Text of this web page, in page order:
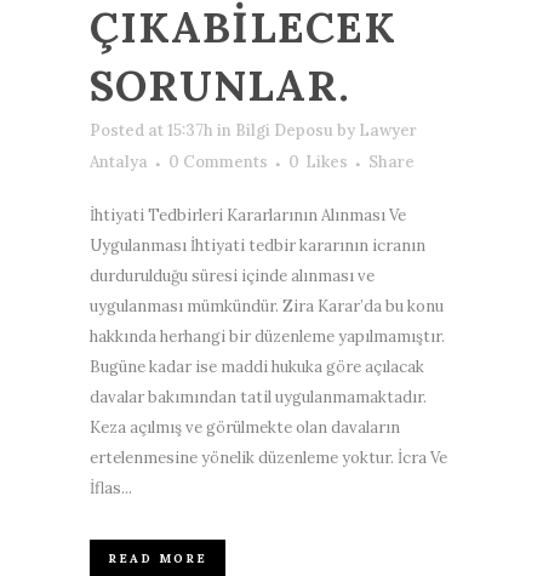
ÇIKABİLECEK
SORUNLAR.
Posted at 15:37h in Bilgi Deposu by Lawyer
Antalya
0 Comments 0 Likes Share
İhtiyati Tedbirleri Kararlarının Alınması Ve
Uygulanması İhtiyati tedbir kararının icranın
durdurulduğu süresi içinde alınması ve
uygulanması mümkündür. Zira Karar’da bu konu
hakkında herhangi bir düzenleme yapılmamıştır.
Bugüne kadar ise maddi hukuka göre açılacak
davalar bakımından tatil uygulanmamaktadır.
Keza açılmış ve görülmekte olan davaların
ertelenmesine yönelik düzenleme yoktur. İcra Ve
İflas...
READ MORE